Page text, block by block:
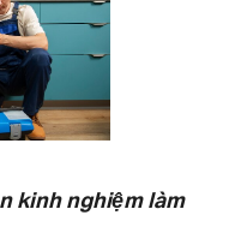
kinh nghiệm làm